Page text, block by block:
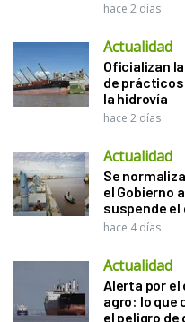
hace 2 días
Actualidad
Oficializan
de prácticos
la hidrovía
hace 2 días
Actualidad
Se
el Gobierno
suspende
hace 4 días
Actualidad
Alerta por
agro: lo que
el peligro de